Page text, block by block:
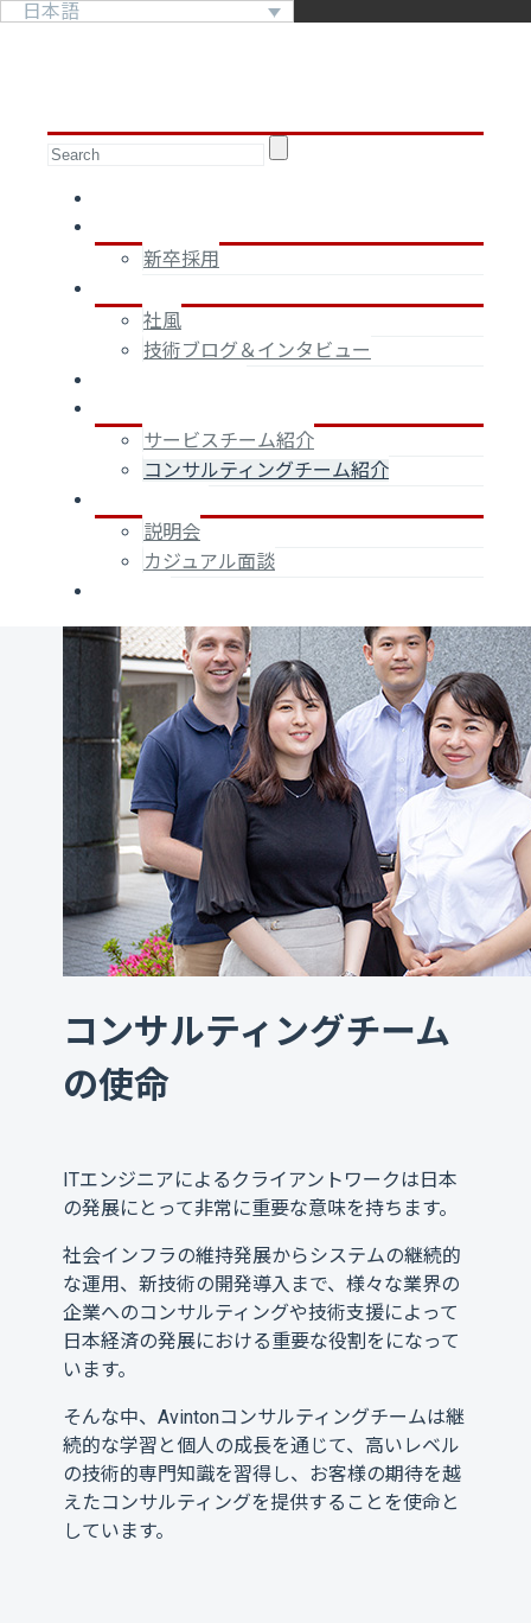
日本語
新卒採用
社風
技術ブログ＆インタビュー
サービスチーム紹介
コンサルティングチーム紹介
説明会
カジュアル面談
コンサルティング
コンサルティングチーム
の使命
ITエンジニアによるクライアントワークは日本
の発展にとって非常に重要な意味を持ちます。
社会インフラの維持発展からシステムの継続的
な運用、新技術の開発導入まで、様々な業界の
企業へのコンサルティングや技術支援によって
日本経済の発展における重要な役割をになって
います。
そんな中、Avintonコンサルティングチームは継
続的な学習と個人の成長を通じて、高いレベル
の技術的専門知識を習得し、お客様の期待を越
えたコンサルティングを提供することを使命と
しています。